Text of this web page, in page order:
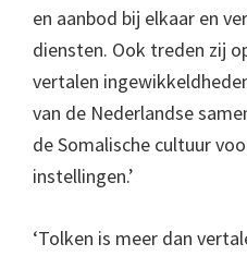
en aanbod bij elkaar en
diensten. Ook treden zij
vertalen
van de Nederlandse
de Somalische cultuur
instellingen.’
‘Tolken is meer dan